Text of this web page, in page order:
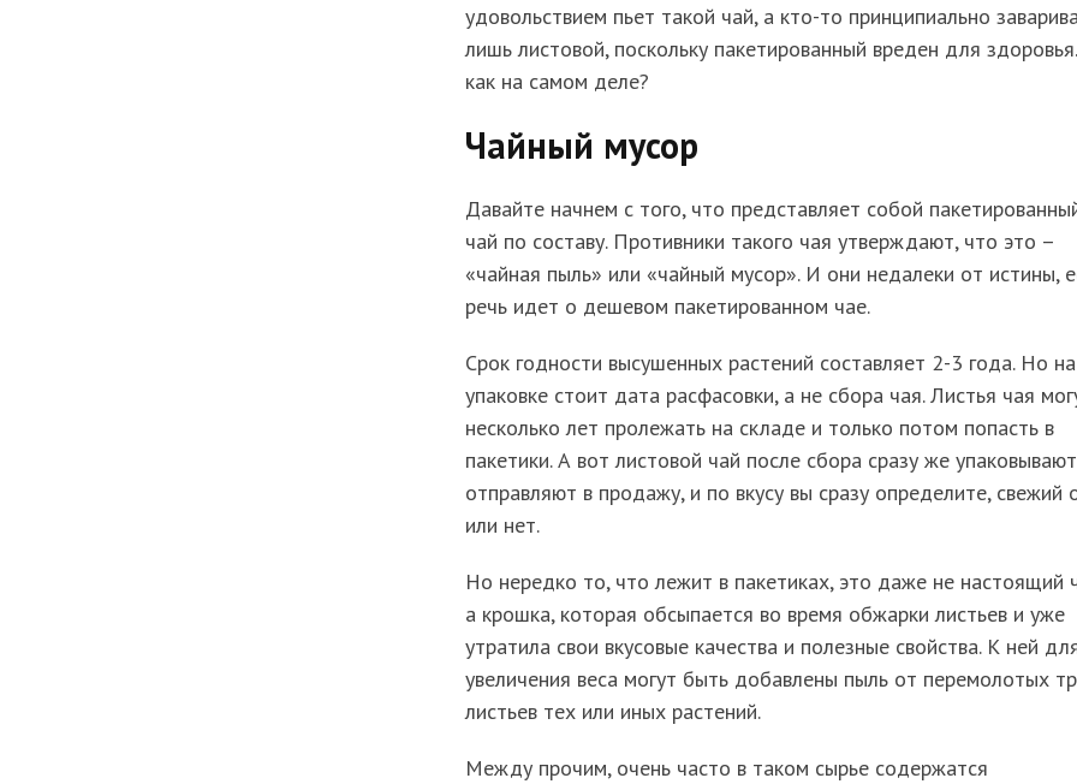
удовольствием пьет такой чай, а кто-то принципиально
лишь листовой, поскольку пакетированный вреден для
как на самом деле?
Чайный мусор
Давайте начнем с того, что представляет собой
чай по составу. Противники такого чая утверждают, что это –
«чайная пыль» или «чайный мусор». И они недалеки от истины,
речь идет о дешевом пакетированном чае.
Срок годности высушенных растений составляет 2-3 года. Но на
упаковке стоит дата расфасовки, а не сбора чая. Листья чая
несколько лет пролежать на складе и только потом попасть в
пакетики. А вот листовой чай после сбора сразу же
отправляют в продажу, и по вкусу вы сразу определите, свежий
или нет.
Но нередко то, что лежит в пакетиках, это даже не настоящий
а крошка, которая обсыпается во время обжарки листьев и уже
утратила свои вкусовые качества и полезные свойства. К ней
увеличения веса могут быть добавлены пыль от перемолотых
листьев тех или иных растений.
Между прочим, очень часто в таком сырье содержатся